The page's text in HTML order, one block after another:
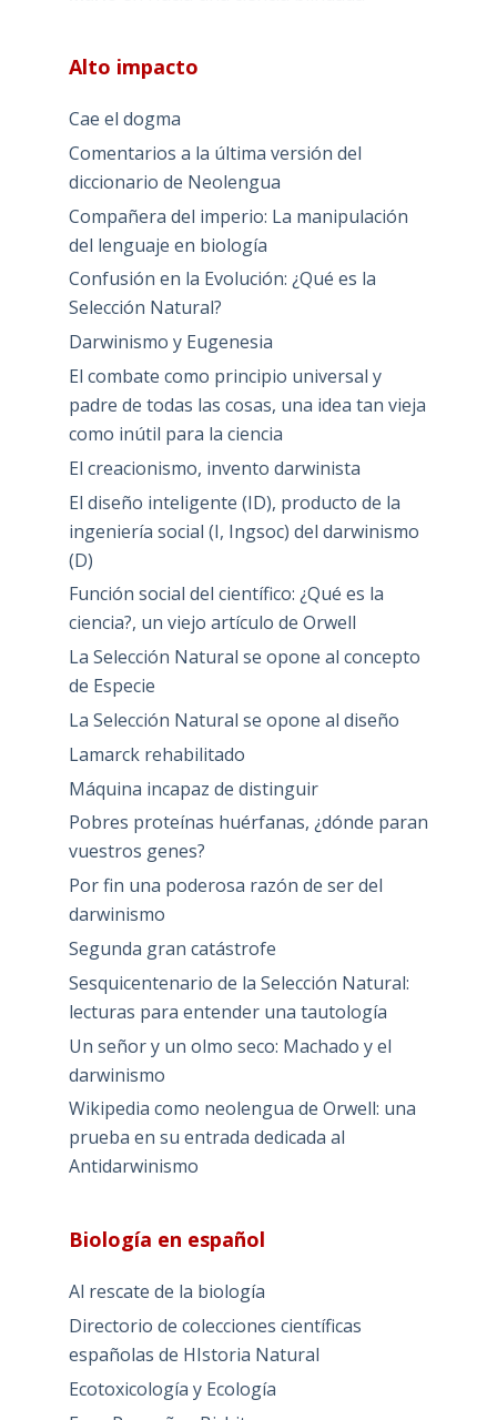
Alto impacto
Cae el dogma
Comentarios a la última versión del
diccionario de Neolengua
Compañera del imperio: La manipulación
del lenguaje en biología
Confusión en la Evolución: ¿Qué es la
Selección Natural?
Darwinismo y Eugenesia
El combate como principio universal y
padre de todas las cosas, una idea tan vieja
como inútil para la ciencia
El creacionismo, invento darwinista
El diseño inteligente (ID), producto de la
ingeniería social (I, Ingsoc) del darwinismo
(D)
Función social del científico: ¿Qué es la
ciencia?, un viejo artículo de Orwell
La Selección Natural se opone al concepto
de Especie
La Selección Natural se opone al diseño
Lamarck rehabilitado
Máquina incapaz de distinguir
Pobres proteínas huérfanas, ¿dónde paran
vuestros genes?
Por fin una poderosa razón de ser del
darwinismo
Segunda gran catástrofe
Sesquicentenario de la Selección Natural:
lecturas para entender una tautología
Un señor y un olmo seco: Machado y el
darwinismo
Wikipedia como neolengua de Orwell: una
prueba en su entrada dedicada al
Antidarwinismo
Biología en español
Al rescate de la biología
Directorio de colecciones científicas
españolas de HIstoria Natural
Ecotoxicología y Ecología